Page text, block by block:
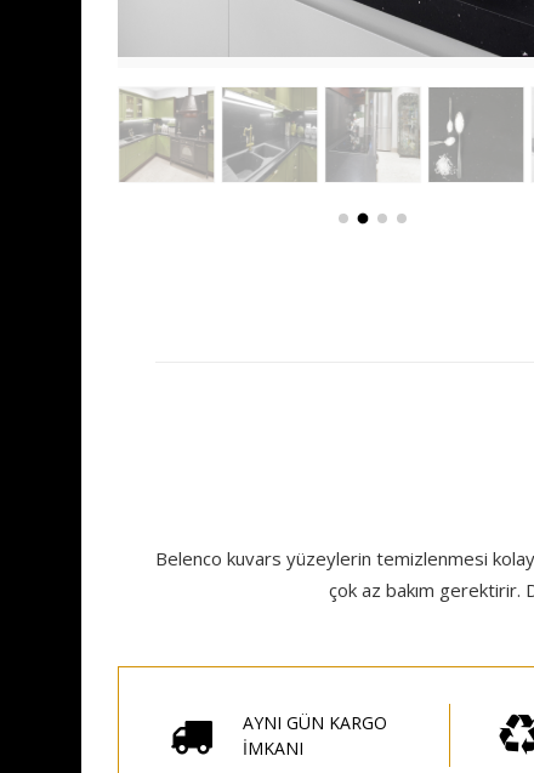
Belenco kuvars yüzeylerin temizlenmesi
çok az bakım gerektirir.
AYNI GÜN KARGO
İMKANI